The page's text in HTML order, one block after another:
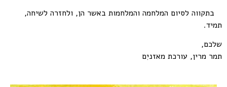
בתקווה לסיום המלחמה והמלחמות באשר הן, ולחזרה לשיחה,
תמיד.
שלכם,
תמר מרין, עורכת מאזניִם